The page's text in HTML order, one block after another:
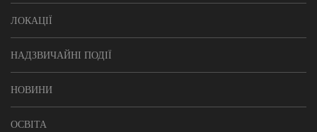
ЛОКАЦІЇ
НАДЗВИЧАЙНІ ПОДІЇ
НОВИНИ
ОСВІТА